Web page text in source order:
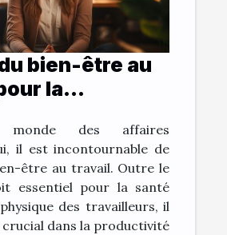
bien-être au
la
des affaires
il est incontournable de
être au travail. Outre le
essentiel pour la santé
des travailleurs, il
crucial dans la productivité